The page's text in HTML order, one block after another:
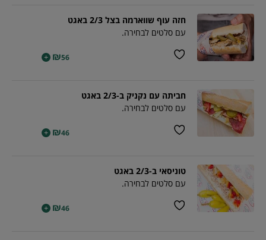
חזה עוף שווארמה בצל 2/3 באגט
עם סלטים לבחירה.
₪56
+
חביתה עם נקניק ב-2/3 באגט
עם סלטים לבחירה.
₪46
+
טוניסאי ב-2/3 באגט
עם סלטים לבחירה.
₪46
+